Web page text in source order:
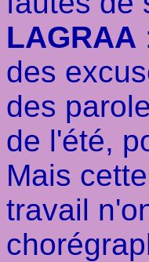
LAGRAA
des
des
de l'été,
Mais
travail